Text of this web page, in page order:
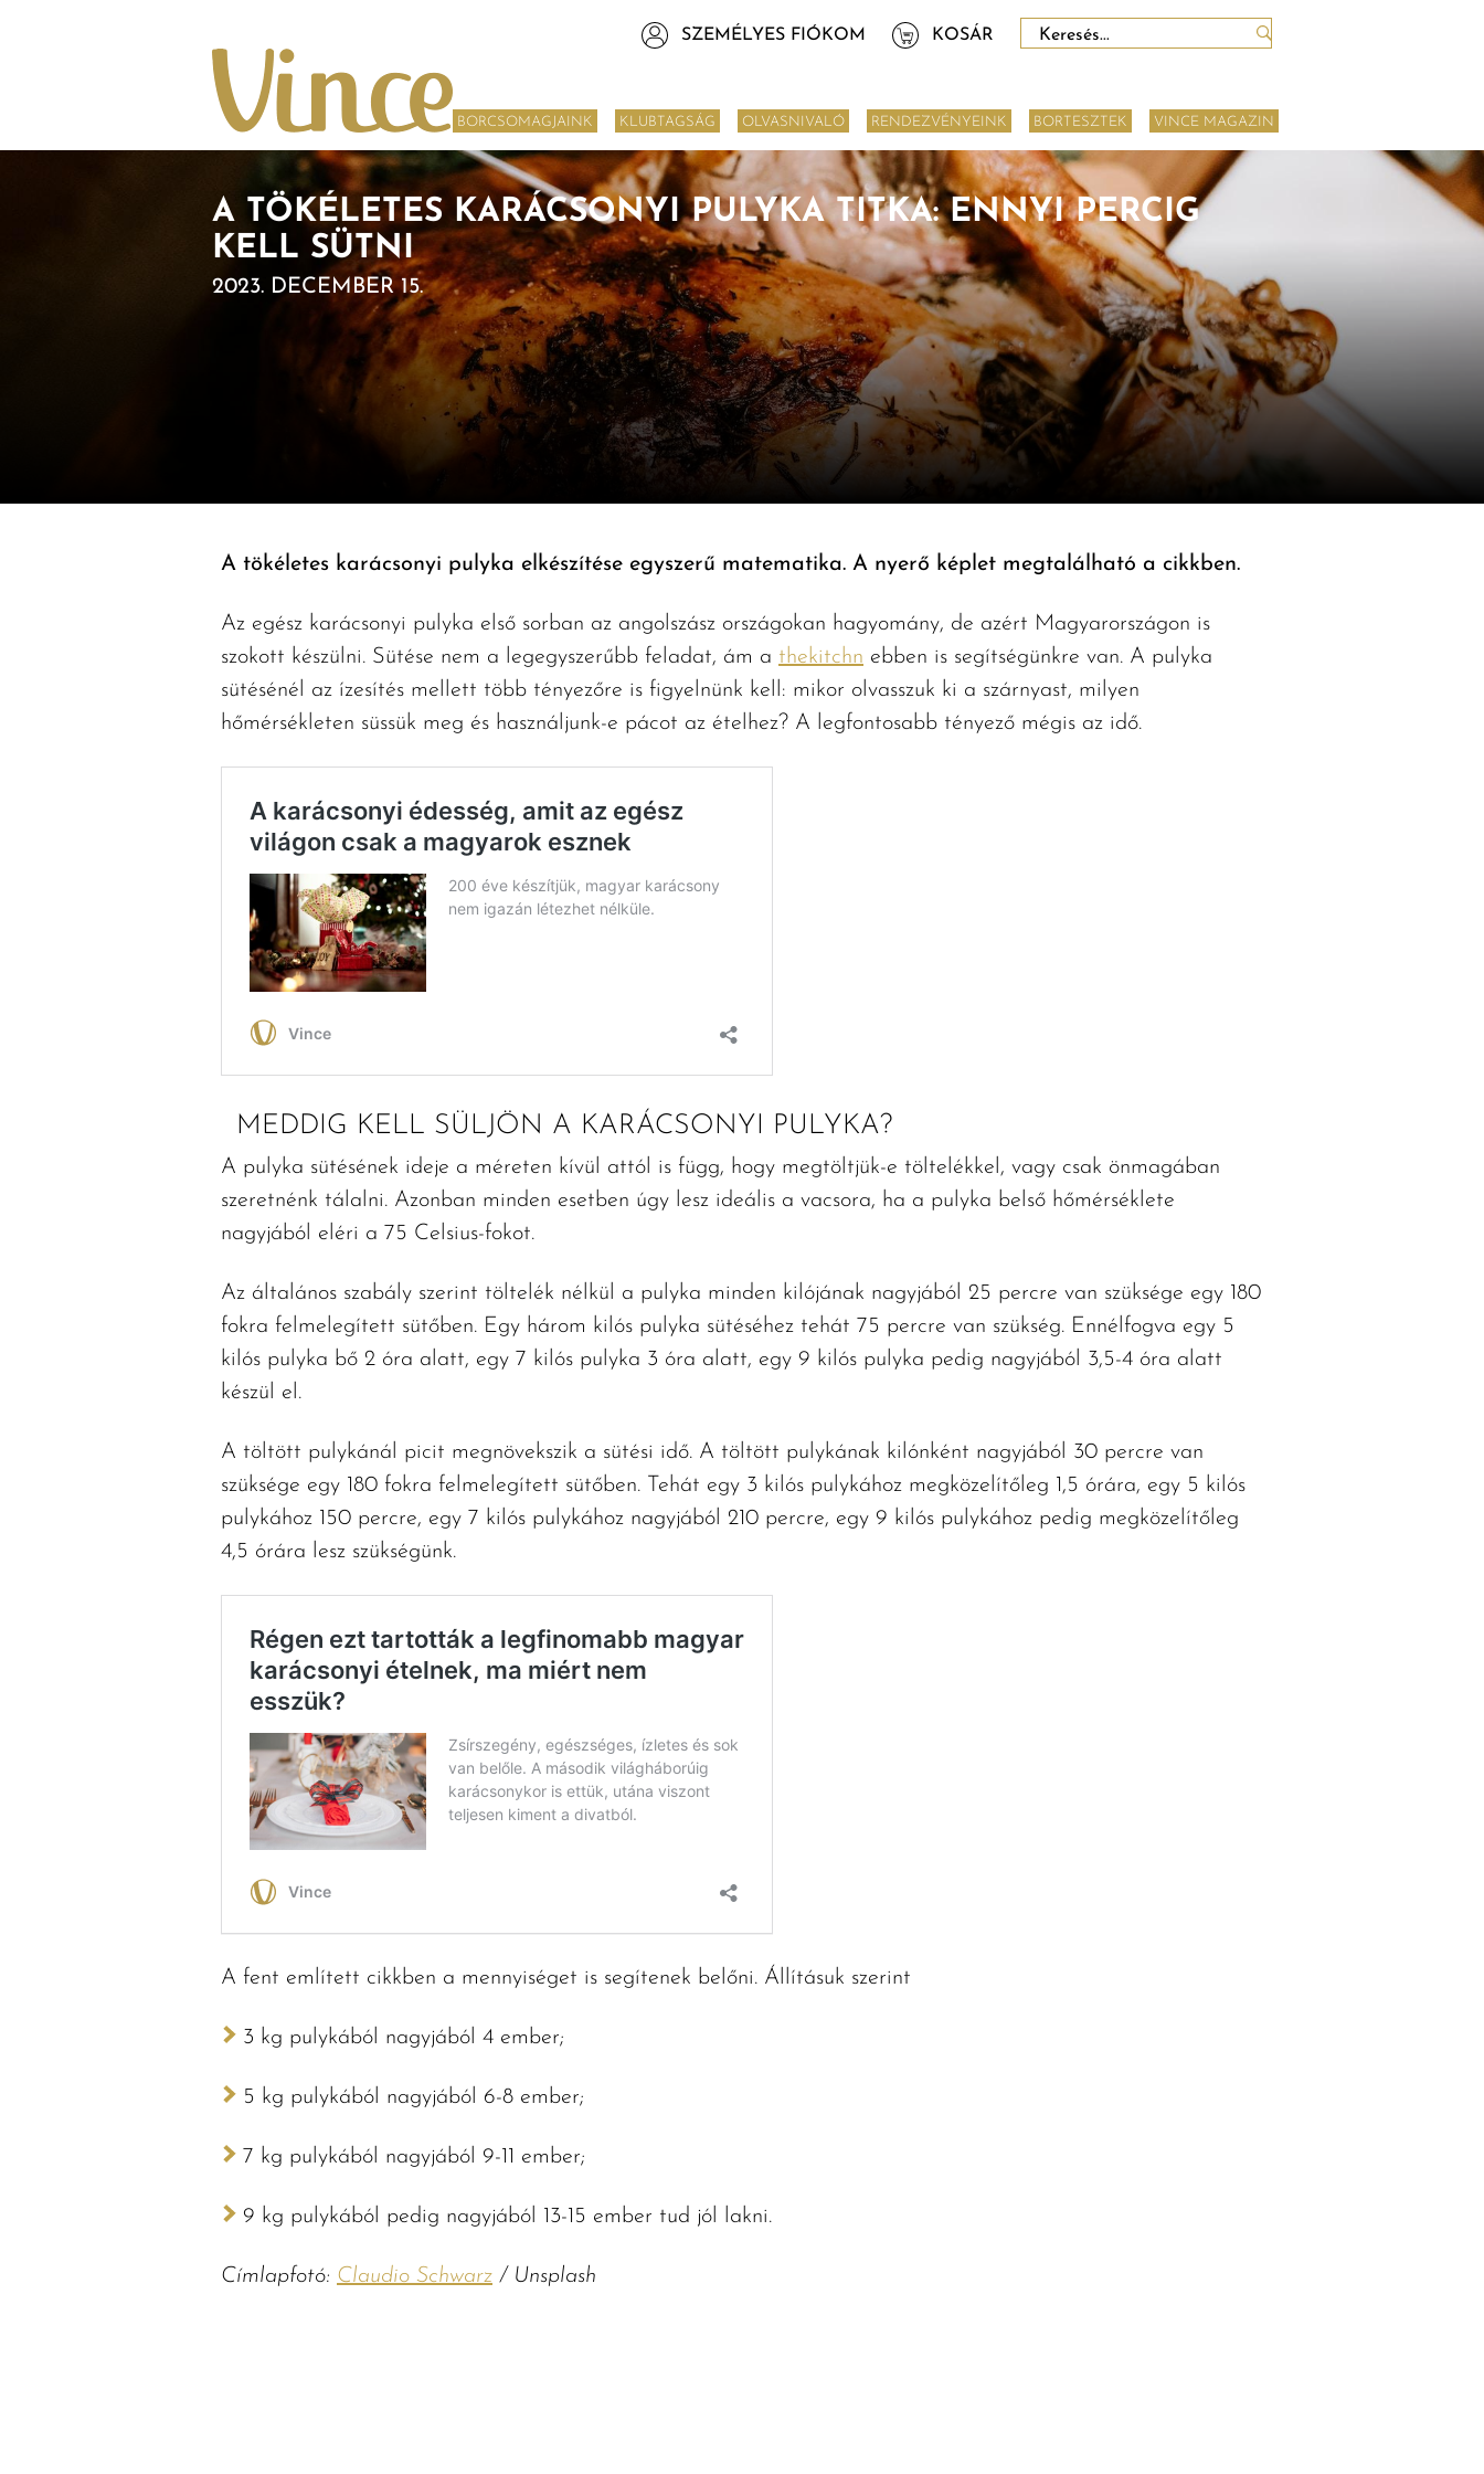
SZEMÉLYES FIÓKOM KOSÁR Keresés:
BORCSOMAGJAINK KLUBTAGSÁG OLVASNIVALÓ RENDEZVÉNYEINK BORTESZTEK VINCE MAGAZIN
A TÖKÉLETES KARÁCSONYI PULYKA TITKA: ENNYI PERCIG
KELL SÜTNI
2023. DECEMBER 15.
A tökéletes karácsonyi pulyka elkészítése egyszerű matematika. A nyerő képlet megtalálható a cikkben.
Az egész karácsonyi pulyka első sorban az angolszász országokan hagyomány, de azért Magyarországon is
szokott készülni. Sütése nem a legegyszerűbb feladat, ám a thekitchn ebben is segítségünkre van. A pulyka
sütésénél az ízesítés mellett több tényezőre is figyelnünk kell: mikor olvasszuk ki a szárnyast, milyen
hőmérsékleten süssük meg és használjunk-e pácot az ételhez? A legfontosabb tényező mégis az idő.
MEDDIG KELL SÜLJÖN A KARÁCSONYI PULYKA?
A pulyka sütésének ideje a méreten kívül attól is függ, hogy megtöltjük-e töltelékkel, vagy csak önmagában
szeretnénk tálalni. Azonban minden esetben úgy lesz ideális a vacsora, ha a pulyka belső hőmérséklete
nagyjából eléri a 75 Celsius-fokot.
Az általános szabály szerint töltelék nélkül a pulyka minden kilójának nagyjából 25 percre van szüksége egy 180
fokra felmelegített sütőben. Egy három kilós pulyka sütéséhez tehát 75 percre van szükség. Ennélfogva egy 5
kilós pulyka bő 2 óra alatt, egy 7 kilós pulyka 3 óra alatt, egy 9 kilós pulyka pedig nagyjából 3,5-4 óra alatt
készül el.
A töltött pulykánál picit megnövekszik a sütési idő. A töltött pulykának kilónként nagyjából 30 percre van
szüksége egy 180 fokra felmelegített sütőben. Tehát egy 3 kilós pulykához megközelítőleg 1,5 órára, egy 5 kilós
pulykához 150 percre, egy 7 kilós pulykához nagyjából 210 percre, egy 9 kilós pulykához pedig megközelítőleg
4,5 órára lesz szükségünk.
A fent említett cikkben a mennyiséget is segítenek belőni. Állításuk szerint
3 kg pulykából nagyjából 4 ember;
5 kg pulykából nagyjából 6-8 ember;
7 kg pulykából nagyjából 9-11 ember;
9 kg pulykából pedig nagyjából 13-15 ember tud jól lakni.
Címlapfotó: Claudio Schwarz / Unsplash